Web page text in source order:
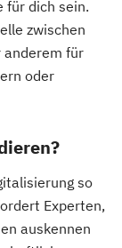
für dich sein.
zwischen
anderem für
oder
so
Experten,
auskennen